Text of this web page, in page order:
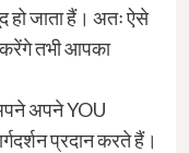
जाता हैं। अतः ऐसे
तभी आपका
अपने YOU
प्रदान करते हैं।